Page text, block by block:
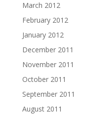
March 2012
February 2012
January 2012
December 2011
November 2011
October 2011
September 2011
August 2011